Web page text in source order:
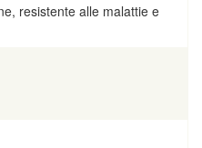
resistente alle malattie e